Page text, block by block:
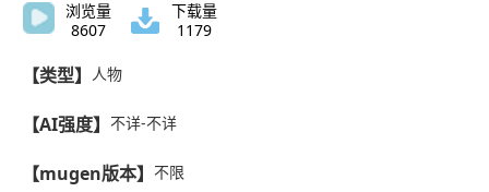
浏览量
8607
下载量
1179
【类型】 人物
【AI强度】 不详-不详
【mugen版本】 不限